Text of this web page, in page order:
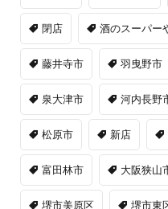
閉店 酒のスーパー
藤井寺市 羽曳野市
泉大津市 河内長野
松原市 新店
富田林市 大阪狭山
堺市美原区 堺市東